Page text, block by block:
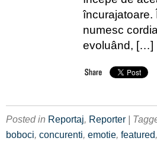
încurajatoare.
numesc
evoluând, […]
Posted in Reportaj, Reporter |
boboci, concurenti, emotie, featured,